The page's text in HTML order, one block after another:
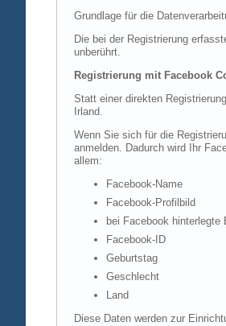
Grundlage für die
Die bei der Registrierung
unberührt.
Registrierung mit Facebook
Statt einer direkten
Irland.
Wenn Sie sich für die
anmelden. Dadurch wird Ihr
allem:
Facebook-Name
Facebook-Profilbild
bei Facebook hinterlegte
Facebook-ID
Geburtstag
Geschlecht
Land
Diese Daten werden zur